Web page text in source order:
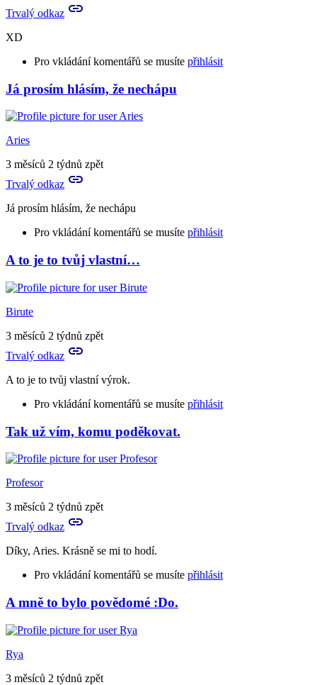
Trvalý odkaz
XD
Pro vkládání komentářů se musíte přihlásit
In
reply
to
Jo,
to
je
lehké
by
Já prosím hlásím, že nechápu
Aries
3 měsíců 2 týdnů zpět
Trvalý odkaz
Já prosím hlásím, že nechápu
Pro vkládání komentářů se musíte přihlásit
A to je to tvůj vlastní…
Birute
3 měsíců 2 týdnů zpět
Trvalý odkaz
A to je to tvůj vlastní výrok.
Pro vkládání komentářů se musíte přihlásit
In
reply
to
Já
prosím
hlásím,
nechápu
Aries
Tak už vím, komu poděkovat.
Profesor
3 měsíců 2 týdnů zpět
Trvalý odkaz
Díky, Aries. Krásně se mi to hodí.
Pro vkládání komentářů se musíte přihlásit
In
reply
to
A
to
je
A mně to bylo povědomé :Do.
Rya
3 měsíců 2 týdnů zpět